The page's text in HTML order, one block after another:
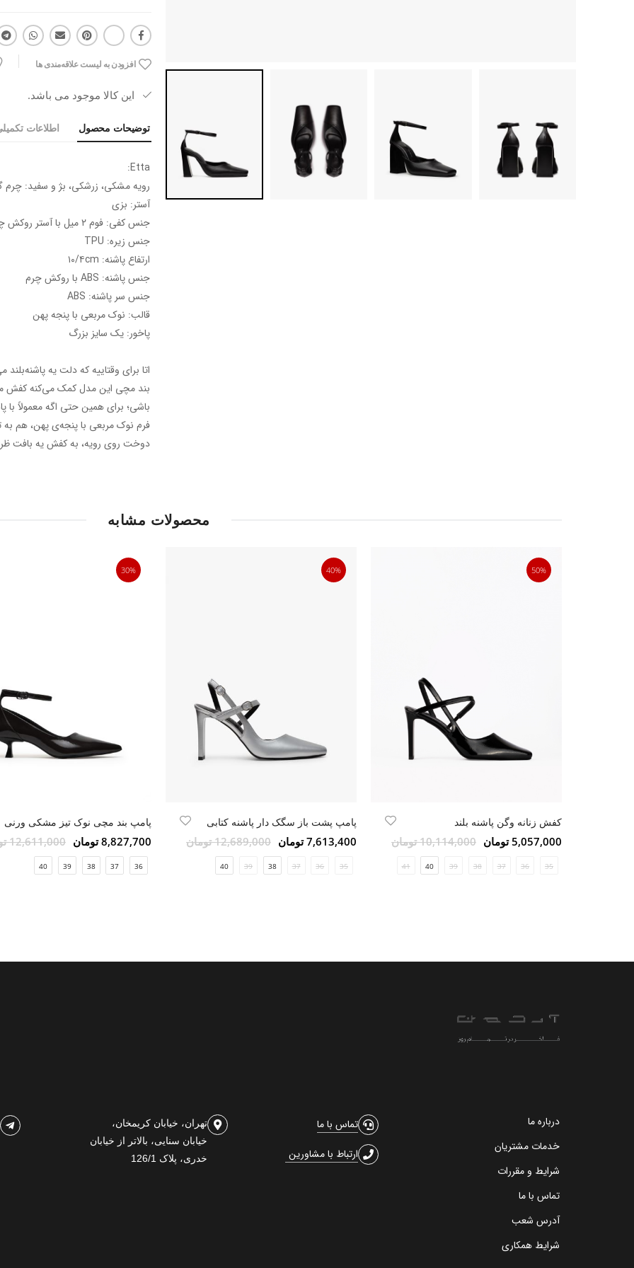
افزودن به لیست علاقه‌مندی ها
این کالا موجود می باشد.
توضیحات محصول اطلاعات
Etta:
رویه مشکی، زرشکی، بژ و سفید: چرم
آستر: بزی
جنس کفی: فوم ۲ میل با آستر روکش چرم بزی
جنس زیره: TPU
ارتفاع پاشنه: ۱۰/۴cm
جنس پاشنه: ABS با روکش چرم
جنس سر پاشنه: ABS
قالب: نوک مربعی با پنجه پهن
پاخور: یک سایز بزرگ
اتا برای وقتاییه که دلت یه
بند مچی این مدل کمک می‌کنه کفش
باشی؛ برای همین حتی اگه معمولاً با
فرم نوک مربعی با پنجه‌ی پهن، هم به
دوخت روی رویه، به کفش یه بافت
محصولات مشابه
50%
کفش زنانه وگن پاشنه بلند
5,057,000 تومان 10,114,000 تومان
35
36
37
38
39
40
41
40%
پامپ پشت باز سگک دار پاشنه کتابی
7,613,400 تومان 12,689,000 تومان
35
36
37
38
39
40
30%
پامپ بند مچی نوک‌ تیز مشکی ورنی
8,827,700 تومان 12,611,000 تومان
36
37
38
39
40
درباره ما
خدمات مشتریان
شرایط و مقررات
تماس با ما
آدرس شعب
شرایط همکاری
تماس با ما
ارتباط با مشاورین
تهران، خیابان کریمخان،
خیابان سنایی، بالاتر از خیابان
خدری، پلاک 126/1